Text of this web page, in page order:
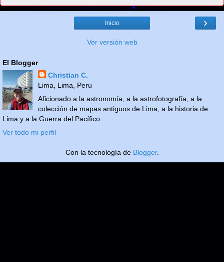
›
Inicio
Ver versión web
El Blogger
Christian C.
Lima, Lima, Peru
Aficionado a la astronomía, a la astrofotografía, a la
colección de mapas antiguos de Lima, a la historia de
Lima y a la Guerra del Pacífico.
Ver todo mi perfil
Con la tecnología de Blogger.